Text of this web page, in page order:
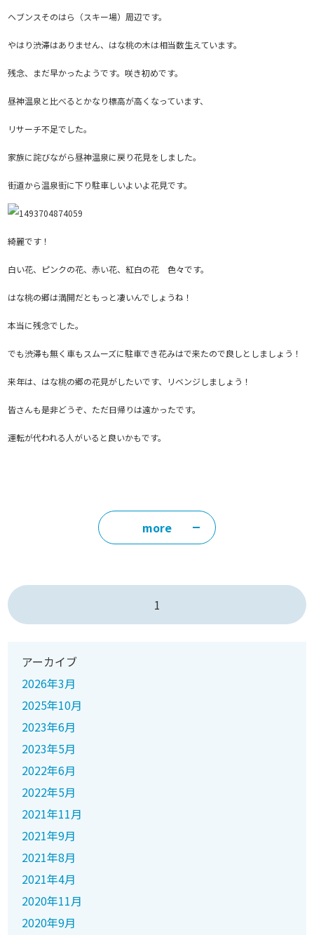
ヘブンスそのはら（スキー場）周辺です。
やはり渋滞はありません、はな桃の木は相当数生えています。
残念、まだ早かったようです。咲き初めです。
昼神温泉と比べるとかなり標高が高くなっています、
リサーチ不足でした。
家族に詫びながら昼神温泉に戻り花見をしました。
街道から温泉街に下り駐車しいよいよ花見です。
綺麗です！
白い花、ピンクの花、赤い花、紅白の花 色々です。
はな桃の郷は満開だともっと凄いんでしょうね！
本当に残念でした。
でも渋滞も無く車もスムーズに駐車でき花みはで来たので良しとしましょう！
来年は、はな桃の郷の花見がしたいです、リベンジしましょう！
皆さんも是非どうぞ、ただ日帰りは遠かったです。
運転が代われる人がいると良いかもです。
more
1
アーカイブ
2026年3月
2025年10月
2023年6月
2023年5月
2022年6月
2022年5月
2021年11月
2021年9月
2021年8月
2021年4月
2020年11月
2020年9月